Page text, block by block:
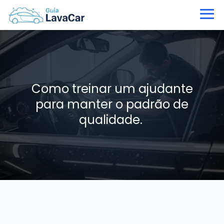
Como treinar um ajudante
para manter o padrão de
qualidade.